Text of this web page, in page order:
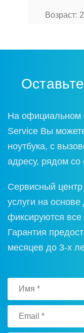
Возраст:
На официальном
Service Вы
ноутбука, с
адресу, рядом со
Сервисный
услуги на
фиксируются все
Гарантия
месяцев до 3-х